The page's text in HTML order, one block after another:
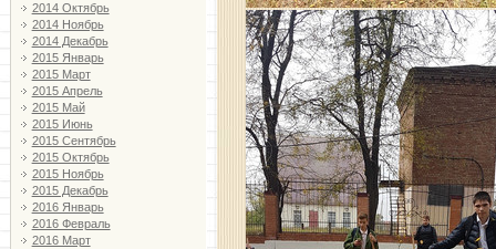
2014 Октябрь
2014 Ноябрь
2014 Декабрь
2015 Январь
2015 Март
2015 Апрель
2015 Май
2015 Июнь
2015 Сентябрь
2015 Октябрь
2015 Ноябрь
2015 Декабрь
2016 Январь
2016 Февраль
2016 Март